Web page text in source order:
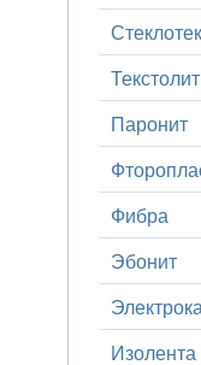
Текстолит
Паронит
Фибра
Эбонит
Изолента